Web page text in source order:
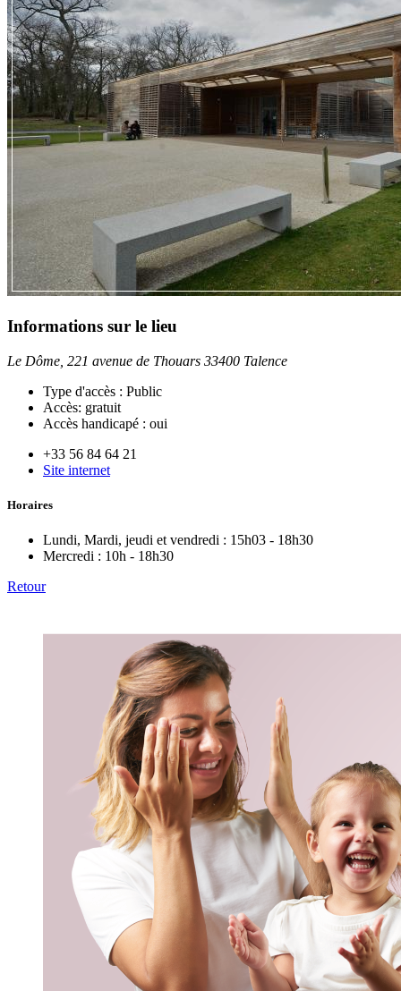
Informations sur le lieu
Le Dôme, 221 avenue de Thouars 33400 Talence
Type d'accès : Public
Accès: gratuit
Accès handicapé : oui
+33 56 84 64 21
Site internet
Horaires
Lundi, Mardi, jeudi et vendredi : 15h03 - 18h30
Mercredi : 10h - 18h30
Retour